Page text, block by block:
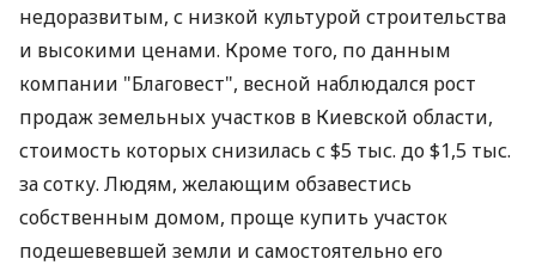
недоразвитым, с низкой культурой строительства
и высокими ценами. Кроме того, по данным
компании "Благовест", весной наблюдался рост
продаж земельных участков в Киевской области,
стоимость которых снизилась с $5 тыс. до $1,5 тыс.
за сотку. Людям, желающим обзавестись
собственным домом, проще купить участок
подешевевшей земли и самостоятельно его